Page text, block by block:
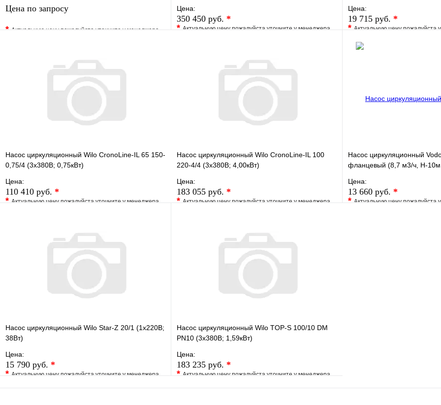
Цена по запросу
*Актуальную цену пожалуйста уточните у менеджера
Запросить цену
Цена:
350 450 руб. *
*Актуальную цену пожалуйста уточните у менеджера
В корзину
Цена:
19 715 руб. *
*Актуальную цену пожалуйста
В избранное
Насос циркуляционный Wilo CronoLine-IL 65 150-
0,75/4 (3х380В; 0,75кВт)
Цена:
110 410 руб. *
*Актуальную цену пожалуйста уточните у менеджера
В корзину
Насос циркуляционный Wilo CronoLine-IL 100
220-4/4 (3х380В; 4,00кВт)
Цена:
183 055 руб. *
*Актуальную цену пожалуйста уточните у менеджера
В корзину
Насос циркуляционный
фланцевый (8,7 м3/ч, Н-
Цена:
13 660 руб. *
*Актуальную цену пожалуйста
Насос циркуляционный Wilo Star-Z 20/1 (1х220В;
38Вт)
Цена:
15 790 руб. *
*Актуальную цену пожалуйста уточните у менеджера
В избранное Сравнение
Насос циркуляционный Wilo TOP-S 100/10 DM
PN10 (3х380В; 1,59кВт)
Цена:
183 235 руб. *
*Актуальную цену пожалуйста уточните у менеджера
В избранное Сравнение